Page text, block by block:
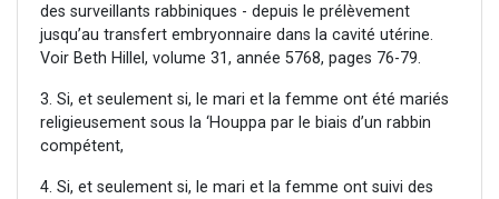
des surveillants rabbiniques - depuis le prélèvement
jusqu’au transfert embryonnaire dans la cavité utérine.
Voir Beth Hillel, volume 31, année 5768, pages 76-79.
3. Si, et seulement si, le mari et la femme ont été mariés
religieusement sous la ‘Houppa par le biais d’un rabbin
compétent,
4. Si, et seulement si, le mari et la femme ont suivi des